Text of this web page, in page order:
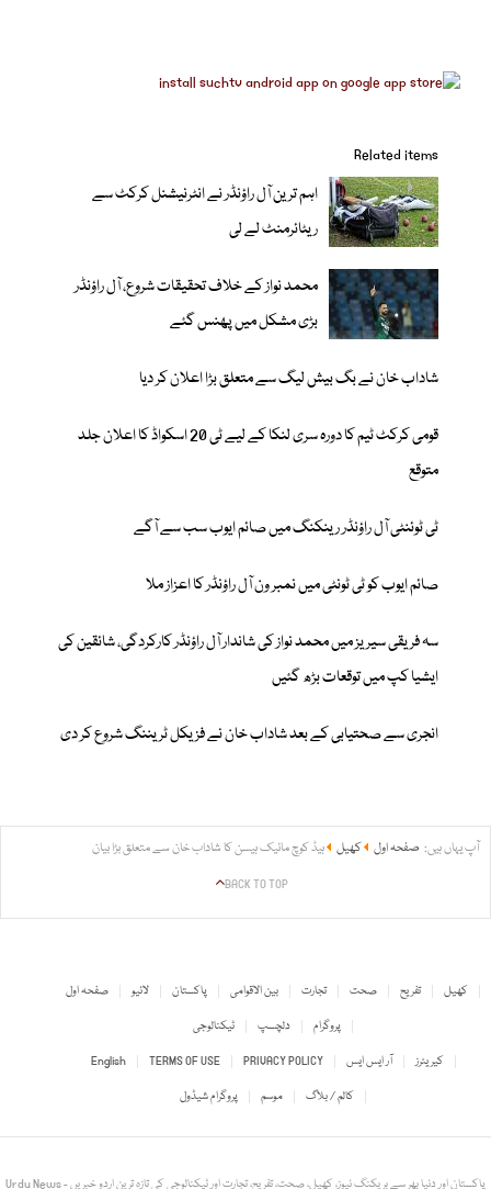
Related items
اہم ترین آل راؤنڈر نے انٹرنیشنل کرکٹ سے
ریٹائرمنٹ لے لی
محمد نواز کے خلاف تحقیقات شروع، آل راؤنڈر
بڑی مشکل میں پھنس گئے
شاداب خان نے بگ بیش لیگ سے متعلق بڑا اعلان کر دیا
قومی کرکٹ ٹیم کا دورہ سری لنکا کے لیے ٹی 20 اسکواڈ کا اعلان جلد
متوقع
ٹی ٹوئنٹی آل راؤنڈر رینکنگ میں صائم ایوب سب سے آگے
صائم ایوب کو ٹی ٹونٹی میں نمبر ون آل راؤنڈر کا اعزاز ملا
سہ فریقی سیریز میں محمد نواز کی شاندار آل راؤنڈر کارکردگی، شائقین کی
ایشیا کپ میں توقعات بڑھ گئیں
انجری سے صحتیابی کے بعد شاداب خان نے فزیکل ٹریننگ شروع کر دی
آپ یہاں ہیں: صفحہ اول کھیل ہیڈ کوچ مائیک ہیسن کا شاداب خان سے متعلق بڑا بیان
BACK TO TOP
صفحہ اول لائیو پاکستان بین الاقوامی تجارت صحت تفریح
کھیل
ٹیکنالوجی
دلچسپ
پروگرام
English
TERMS OF USE PRIVACY POLICY آر ایس ایس
کیریئرز
پروگرام شیڈول
موسم کالم / بلاگ
Urdu News - پاکستان اور دنیا بھر سے بریکنگ نیوز، کھیل، صحت، تفریح، تجارت اور ٹیکنالوجی کی تازہ ترین اردو خبریں